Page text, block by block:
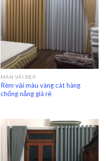
MÀN VẢI ĐẸP
Rèm vải màu vàng cát hàng
chống nắng giá rẻ